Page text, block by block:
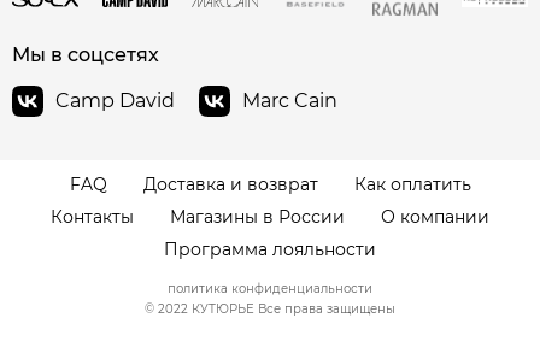
Мы в соцсетях
Camp David
Marc Cain
FAQ Доставка и возврат
Как оплатить
Контакты
Магазины в России
О компании
Программа лояльности
© 2022 КУТЮРЬЕ Все права защищены
политика конфиденциальности